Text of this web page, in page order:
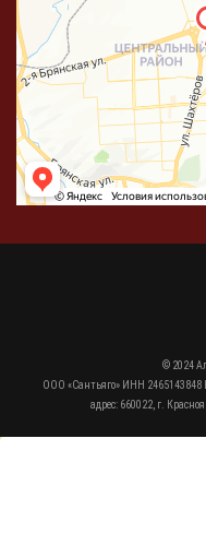
© 2024
ООО «Сантьяго» ИНН
адрес: 660022, г.